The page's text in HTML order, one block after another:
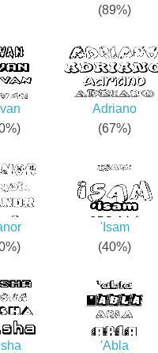
(89%)
Adriano
(67%)
'Isam
(40%)
'Abla